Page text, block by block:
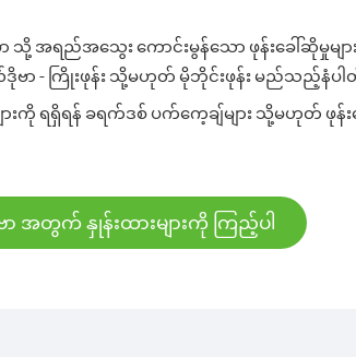
ာ သို့ အရည်အသွေး ကောင်းမွန်သော ဖုန်းခေါ်ဆိုမှုမ
ဒိုဗာ - ကြိုးဖုန်း သို့မဟုတ် မိုဘိုင်းဖုန်း မည်သည့်နံပါ
းကို ရရှိရန် ခရက်ဒစ် ပက်ကေ့ချ်များ သို့မဟုတ် ဖု
အတွက် နှုန်းထားများကို ကြည့်ပါ